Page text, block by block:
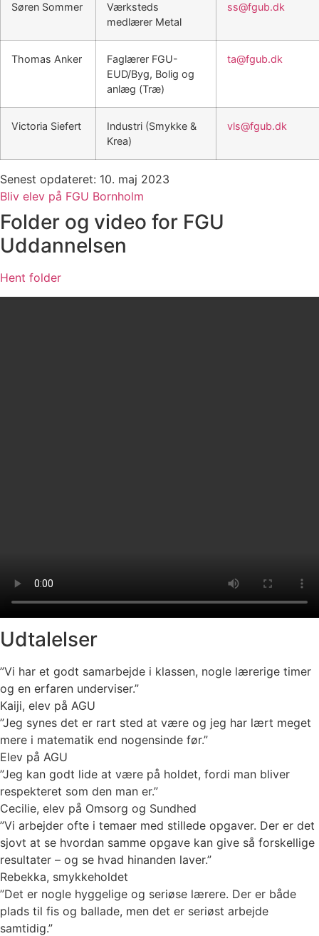
Søren Sommer
Værksteds
medlærer Metal
ss@fgub.dk
Thomas Anker
Faglærer FGU-
EUD/Byg, Bolig og
anlæg (Træ)
ta@fgub.dk
Victoria Siefert
Industri (Smykke &
Krea)
vls@fgub.dk
Senest opdateret: 10. maj 2023
Bliv elev på FGU Bornholm
Folder og video for FGU
Uddannelsen
Hent folder
Udtalelser
”Vi har et godt samarbejde i klassen, nogle lærerige timer
og en erfaren underviser.”
Kaiji, elev på AGU
”Jeg synes det er rart sted at være og jeg har lært meget
mere i matematik end nogensinde før.”
Elev på AGU
”Jeg kan godt lide at være på holdet, fordi man bliver
respekteret som den man er.”
Cecilie, elev på Omsorg og Sundhed
”Vi arbejder ofte i temaer med stillede opgaver. Der er det
sjovt at se hvordan samme opgave kan give så forskellige
resultater – og se hvad hinanden laver.”
Rebekka, smykkeholdet
”Det er nogle hyggelige og seriøse lærere. Der er både
plads til fis og ballade, men det er seriøst arbejde
samtidig.”